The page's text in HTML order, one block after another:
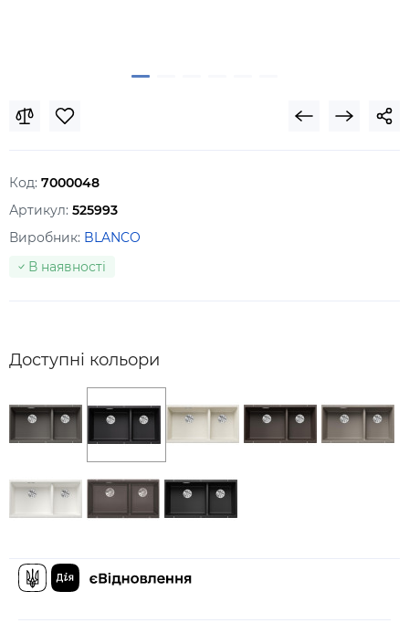
Код: 7000048
Артикул: 525993
Виробник: BLANCO
В наявності
Доступні кольори